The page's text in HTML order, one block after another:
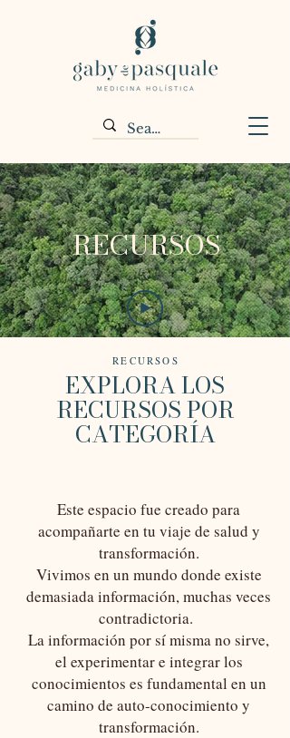
RECURSOS
RECURSOS
EXPLORA LOS
RECURSOS POR
CATEGORÍA
Este espacio fue creado para
acompañarte en tu viaje de salud y
transformación.
Vivimos en un mundo donde existe
demasiada información, muchas veces
contradictoria.
La información por sí misma no sirve,
el experimentar e integrar los
conocimientos es fundamental en un
camino de auto-conocimiento y
transformación.